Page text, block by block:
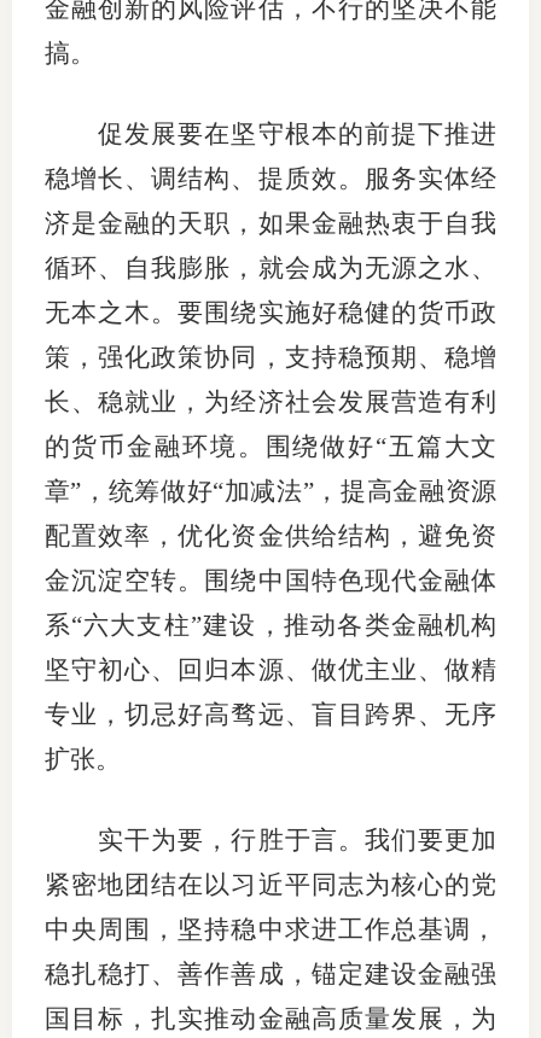
金融创新的风险评估，不行的坚决不能
搞。
促发展要在坚守根本的前提下推进
稳增长、调结构、提质效。服务实体经
济是金融的天职，如果金融热衷于自我
循环、自我膨胀，就会成为无源之水、
无本之木。要围绕实施好稳健的货币政
策，强化政策协同，支持稳预期、稳增
长、稳就业，为经济社会发展营造有利
的货币金融环境。围绕做好“五篇大文
章”，统筹做好“加减法”，提高金融资源
配置效率，优化资金供给结构，避免资
金沉淀空转。围绕中国特色现代金融体
系“六大支柱”建设，推动各类金融机构
坚守初心、回归本源、做优主业、做精
专业，切忌好高骛远、盲目跨界、无序
扩张。
实干为要，行胜于言。我们要更加
紧密地团结在以习近平同志为核心的党
中央周围，坚持稳中求进工作总基调，
稳扎稳打、善作善成，锚定建设金融强
国目标，扎实推动金融高质量发展，为